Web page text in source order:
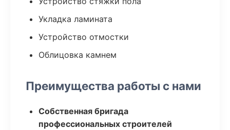
Укладка ламината
Устройство отмостки
Облицовка камнем
Преимущества работы с нами
Собственная бригада
профессиональных строителей